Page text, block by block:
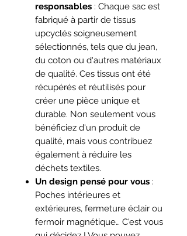
responsables : Chaque sac est
fabriqué à partir de tissus
upcyclés soigneusement
sélectionnés, tels que du jean,
du coton ou d'autres matériaux
de qualité. Ces tissus ont été
récupérés et réutilisés pour
créer une pièce unique et
durable. Non seulement vous
bénéficiez d'un produit de
qualité, mais vous contribuez
également à réduire les
déchets textiles.
Un design pensé pour vous :
Poches intérieures et
extérieures, fermeture éclair ou
fermoir magnétique… C'est vous